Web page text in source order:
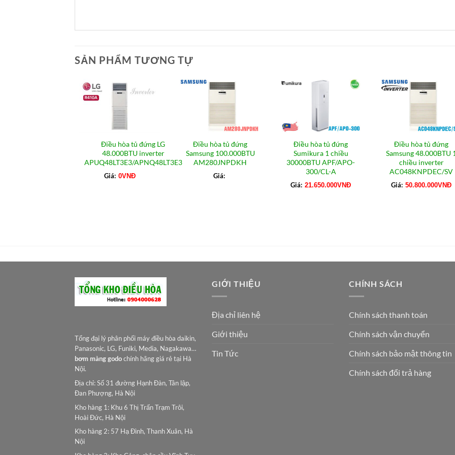
SẢN PHẨM TƯƠNG TỰ
Điều hòa tủ đứng LG
48.000BTU inverter
APUQ48LT3E3/APNQ48LT3E3
Giá: 0VNĐ
Điều hòa tủ đứng
Samsung 100.000BTU
AM280JNPDKH
Giá:
Điều hòa tủ đứng
Sumikura 1 chiều
30000BTU APF/APO-
300/CL-A
Giá: 21.650.000VNĐ
Điều hòa tủ đứng
Samsung 48.000BTU
chiều inverter
AC048KNPDEC/SV
Giá: 50.800.000VNĐ
Tổng đại lý phân phối máy điều hòa daikin,
Panasonic, LG, Funiki, Media, Nagakawa…
bơm màng godochính hãng giá rẻ tại Hà
Nội.
Địa chỉ: Số 31 đường Hạnh Đàn, Tân lập,
Đan Phượng, Hà Nội
Kho hàng 1: Khu 6 Thị Trấn Trạm Trôi,
Hoài Đức, Hà Nội
Kho hàng 2: 57 Hạ Đình, Thanh Xuân, Hà
Nội
GIỚI THIỆU
Địa chỉ liên hệ
Giới thiệu
Tin Tức
CHÍNH SÁCH
Chính sách thanh toán
Chính sách vận chuyển
Chính sách bảo mật thông tin
Chính sách đổi trả hàng